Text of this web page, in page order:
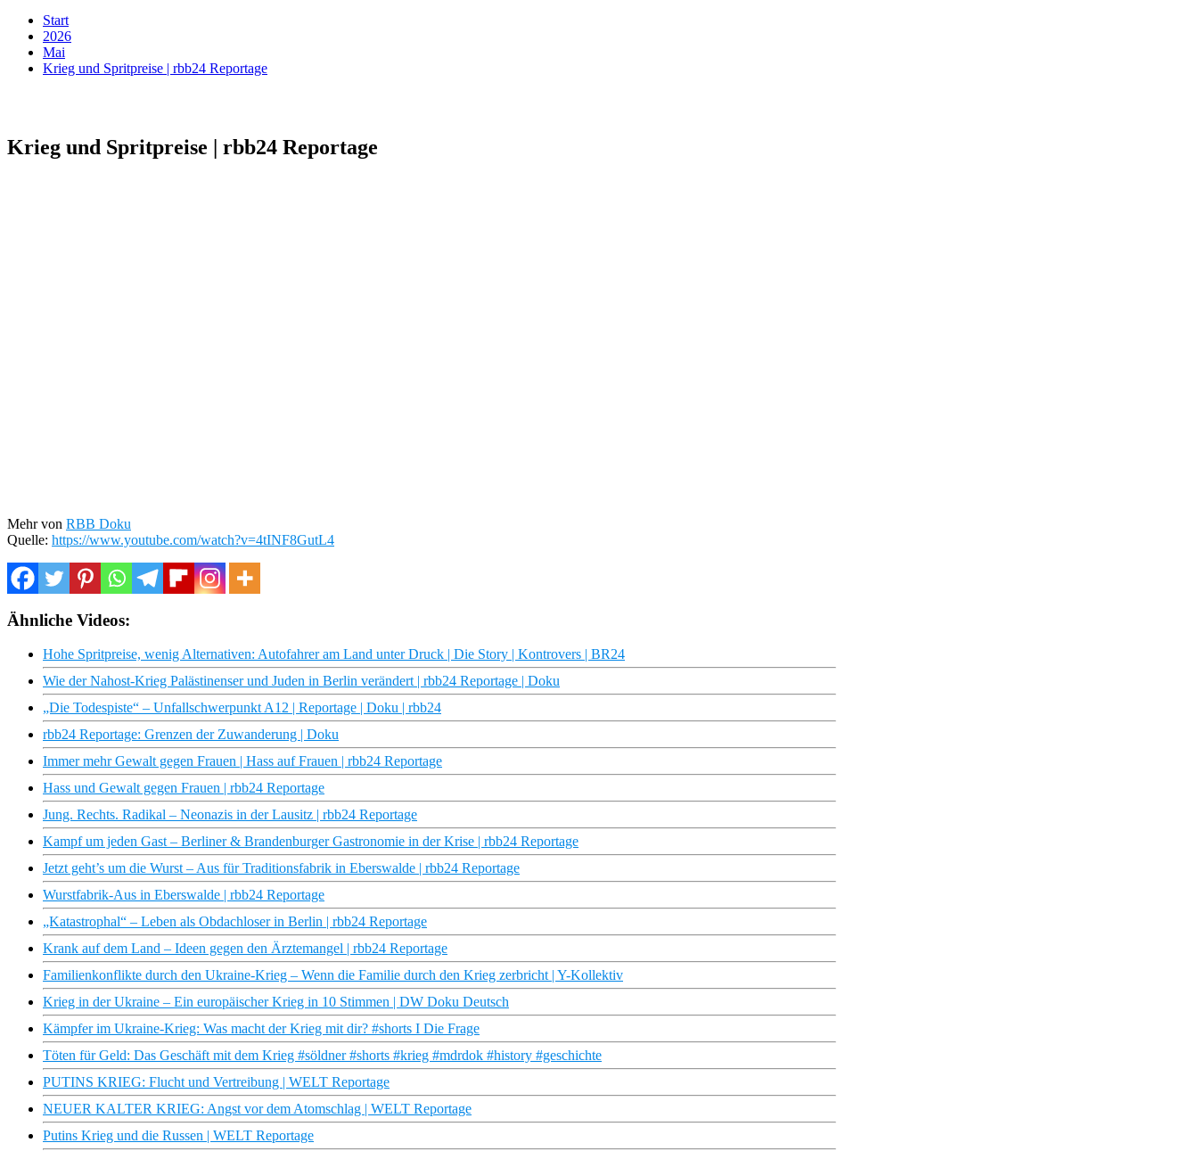
Start
2026
Mai
Krieg und Spritpreise | rbb24 Reportage
Krieg und Spritpreise | rbb24 Reportage
Mehr von RBB Doku
Quelle: https://www.youtube.com/watch?v=4tINF8GutL4
Ähnliche Videos:
Hohe Spritpreise, wenig Alternativen: Autofahrer am Land unter Druck | Die Story | Kontrovers | BR24
Wie der Nahost-Krieg Palästinenser und Juden in Berlin verändert | rbb24 Reportage | Doku
„Die Todespiste“ – Unfallschwerpunkt A12 | Reportage | Doku | rbb24
rbb24 Reportage: Grenzen der Zuwanderung | Doku
Immer mehr Gewalt gegen Frauen | Hass auf Frauen | rbb24 Reportage
Hass und Gewalt gegen Frauen | rbb24 Reportage
Jung. Rechts. Radikal – Neonazis in der Lausitz | rbb24 Reportage
Kampf um jeden Gast – Berliner & Brandenburger Gastronomie in der Krise | rbb24 Reportage
Jetzt geht’s um die Wurst – Aus für Traditionsfabrik in Eberswalde | rbb24 Reportage
Wurstfabrik-Aus in Eberswalde | rbb24 Reportage
„Katastrophal“ – Leben als Obdachloser in Berlin | rbb24 Reportage
Krank auf dem Land – Ideen gegen den Ärztemangel | rbb24 Reportage
Familienkonflikte durch den Ukraine-Krieg – Wenn die Familie durch den Krieg zerbricht | Y-Kollektiv
Krieg in der Ukraine – Ein europäischer Krieg in 10 Stimmen | DW Doku Deutsch
Kämpfer im Ukraine-Krieg: Was macht der Krieg mit dir? #shorts I Die Frage
Töten für Geld: Das Geschäft mit dem Krieg #söldner #shorts #krieg #mdrdok #history #geschichte
PUTINS KRIEG: Flucht und Vertreibung | WELT Reportage
NEUER KALTER KRIEG: Angst vor dem Atomschlag | WELT Reportage
Putins Krieg und die Russen | WELT Reportage